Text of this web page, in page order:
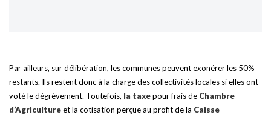
Par ailleurs, sur délibération, les communes peuvent exonérer les 50%
restants. Ils restent donc à la charge des collectivités locales si elles ont
voté le dégrèvement. Toutefois, la taxepour frais de Chambre
d’Agricultureet la cotisation perçue au profit de la Caisse